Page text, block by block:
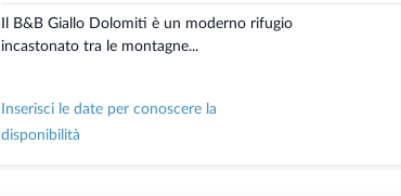
Il B&B Giallo Dolomiti è un moderno rifugio
incastonato tra le montagne...
Inserisci le date per conoscere la
disponibilità